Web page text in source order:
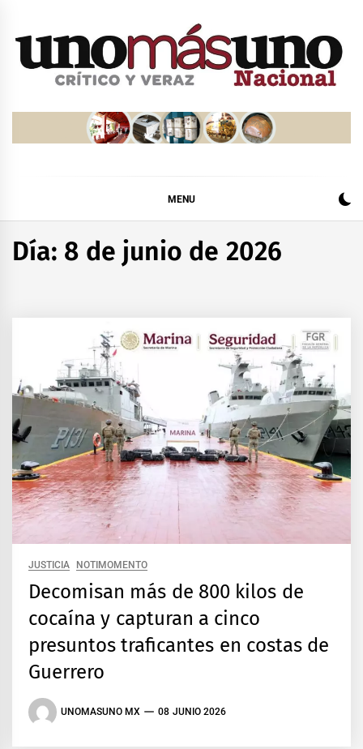
MENU
Día: 8 de junio de 2026
JUSTICIA NOTIMOMENTO
Decomisan más de 800 kilos de
cocaína y capturan a cinco
presuntos traficantes en costas de
Guerrero
UNOMASUNO MX 08 JUNIO 2026